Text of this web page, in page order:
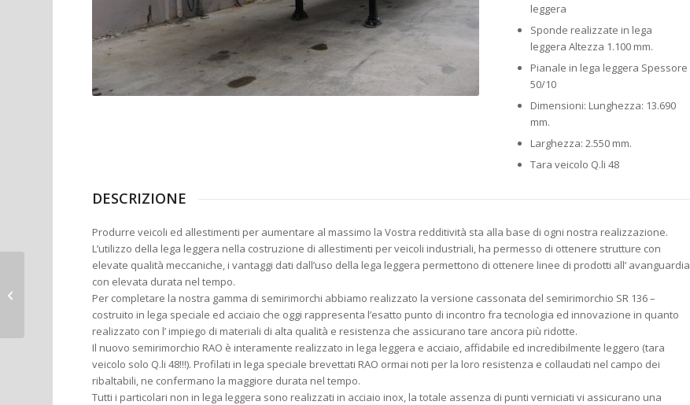
leggera
Sponde realizzate in lega
leggera Altezza 1.100 mm.
Pianale in lega leggera Spessore
50/10
Dimensioni: Lunghezza: 13.690
mm.
Larghezza: 2.550 mm.
Tara veicolo Q.li 48
DESCRIZIONE
Produrre veicoli ed allestimenti per aumentare al massimo la Vostra redditività sta alla base di ogni nostra realizzazione.
L’utilizzo della lega leggera nella costruzione di allestimenti per veicoli industriali, ha permesso di ottenere strutture con
elevate qualità meccaniche, i vantaggi dati dall’uso della lega leggera permettono di ottenere linee di prodotti all’ avanguardia
con elevata durata nel tempo.
Per completare la nostra gamma di semirimorchi abbiamo realizzato la versione cassonata del semirimorchio SR 136 –
costruito in lega speciale ed acciaio che oggi rappresenta l’esatto punto di incontro fra tecnologia ed innovazione in quanto
realizzato con l’ impiego di materiali di alta qualità e resistenza che assicurano tare ancora più ridotte.
Il nuovo semirimorchio RAO è interamente realizzato in lega leggera e acciaio, affidabile ed incredibilmente leggero (tara
veicolo solo Q.li 48!!!). Profilati in lega speciale brevettati RAO ormai noti per la loro resistenza e collaudati nel campo dei
ribaltabili, ne confermano la maggiore durata nel tempo.
Tutti i particolari non in lega leggera sono realizzati in acciaio inox, la totale assenza di punti verniciati vi assicurano una
Semirimorchio RAO
Ribaltabile doppia
cassa telaio zincato